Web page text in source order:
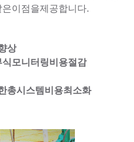
이점을제공합니다.
상
모니터링비용절감
총시스템비용최소화